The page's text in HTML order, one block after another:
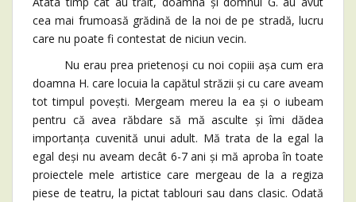
cea mai frumoasă grădină de la noi de pe stradă, lucru
care nu poate fi contestat de niciun vecin.
Nu erau prea prietenoși cu noi copiii așa cum era
doamna H. care locuia la capătul străzii și cu care aveam
tot timpul povești. Mergeam mereu la ea și o iubeam
pentru că avea răbdare să mă asculte și îmi dădea
importanța cuvenită unui adult. Mă trata de la egal la
egal deși nu aveam decât 6-7 ani și mă aproba în toate
proiectele mele artistice care mergeau de la a regiza
piese de teatru, la pictat tablouri sau dans clasic. Odată